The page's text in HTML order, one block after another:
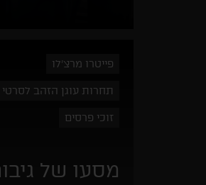
פייטרו מרצ'לו
תחרות עוגן הזהב לסרטי
זוכי פרסים
מסעו של